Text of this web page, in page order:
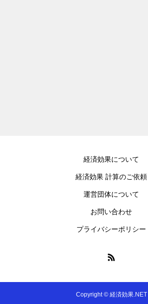
経済効果について
経済効果 計算のご依頼
運営団体について
お問い合わせ
プライバシーポリシー
Copyright © 経済効果.NET